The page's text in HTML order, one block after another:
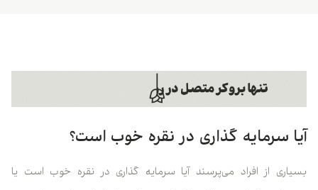
آیا سرمایه گذاری در نقره خوب است؟
بسیاری از افراد می‌پرسند آیا سرمایه گذاری در نقره خوب است یا